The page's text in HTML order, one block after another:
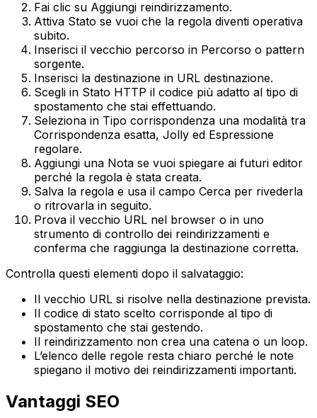
Fai clic su Aggiungi reindirizzamento.
Attiva Stato se vuoi che la regola diventi operativa
subito.
Inserisci il vecchio percorso in Percorso o pattern
sorgente.
Inserisci la destinazione in URL destinazione.
Scegli in Stato HTTP il codice più adatto al tipo di
spostamento che stai effettuando.
Seleziona in Tipo corrispondenza una modalità tra
Corrispondenza esatta, Jolly ed Espressione
regolare.
Aggiungi una Nota se vuoi spiegare ai futuri editor
perché la regola è stata creata.
Salva la regola e usa il campo Cerca per rivederla
o ritrovarla in seguito.
Prova il vecchio URL nel browser o in uno
strumento di controllo dei reindirizzamenti e
conferma che raggiunga la destinazione corretta.
Controlla questi elementi dopo il salvataggio:
Il vecchio URL si risolve nella destinazione prevista.
Il codice di stato scelto corrisponde al tipo di
spostamento che stai gestendo.
Il reindirizzamento non crea una catena o un loop.
L’elenco delle regole resta chiaro perché le note
spiegano il motivo dei reindirizzamenti importanti.
Vantaggi SEO